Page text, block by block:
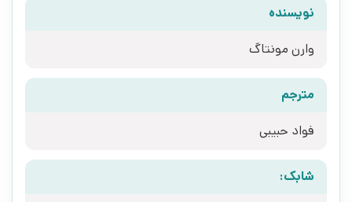
نویسنده
وارن مونتاگ
مترجم
فواد حبیبی
شابک: